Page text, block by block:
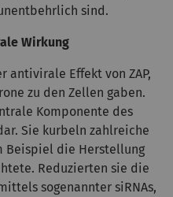
sind.
Wirkung
antivirale Effekt von ZAP,
zu den Zellen gaben.
Komponente des
Sie kurbeln zahlreiche
Beispiel die Herstellung
Reduzierten sie die
sogenannter siRNAs,